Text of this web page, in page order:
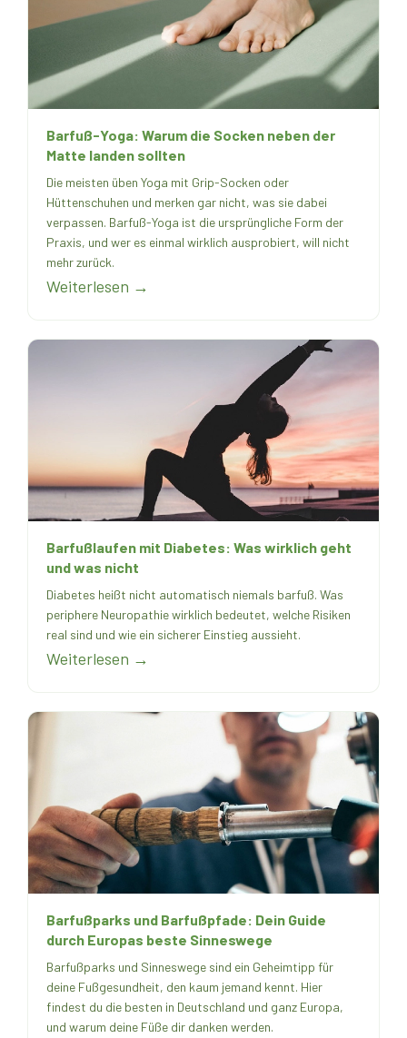
Barfuß-Yoga: Warum die Socken neben der
Matte landen sollten
Die meisten üben Yoga mit Grip-Socken oder
Hüttenschuhen und merken gar nicht, was sie dabei
verpassen. Barfuß-Yoga ist die ursprüngliche Form der
Praxis, und wer es einmal wirklich ausprobiert, will nicht
mehr zurück.
Weiterlesen →
Barfußlaufen mit Diabetes: Was wirklich geht
und was nicht
Diabetes heißt nicht automatisch niemals barfuß. Was
periphere Neuropathie wirklich bedeutet, welche Risiken
real sind und wie ein sicherer Einstieg aussieht.
Weiterlesen →
Barfußparks und Barfußpfade: Dein Guide
durch Europas beste Sinneswege
Barfußparks und Sinneswege sind ein Geheimtipp für
deine Fußgesundheit, den kaum jemand kennt. Hier
findest du die besten in Deutschland und ganz Europa,
und warum deine Füße dir danken werden.